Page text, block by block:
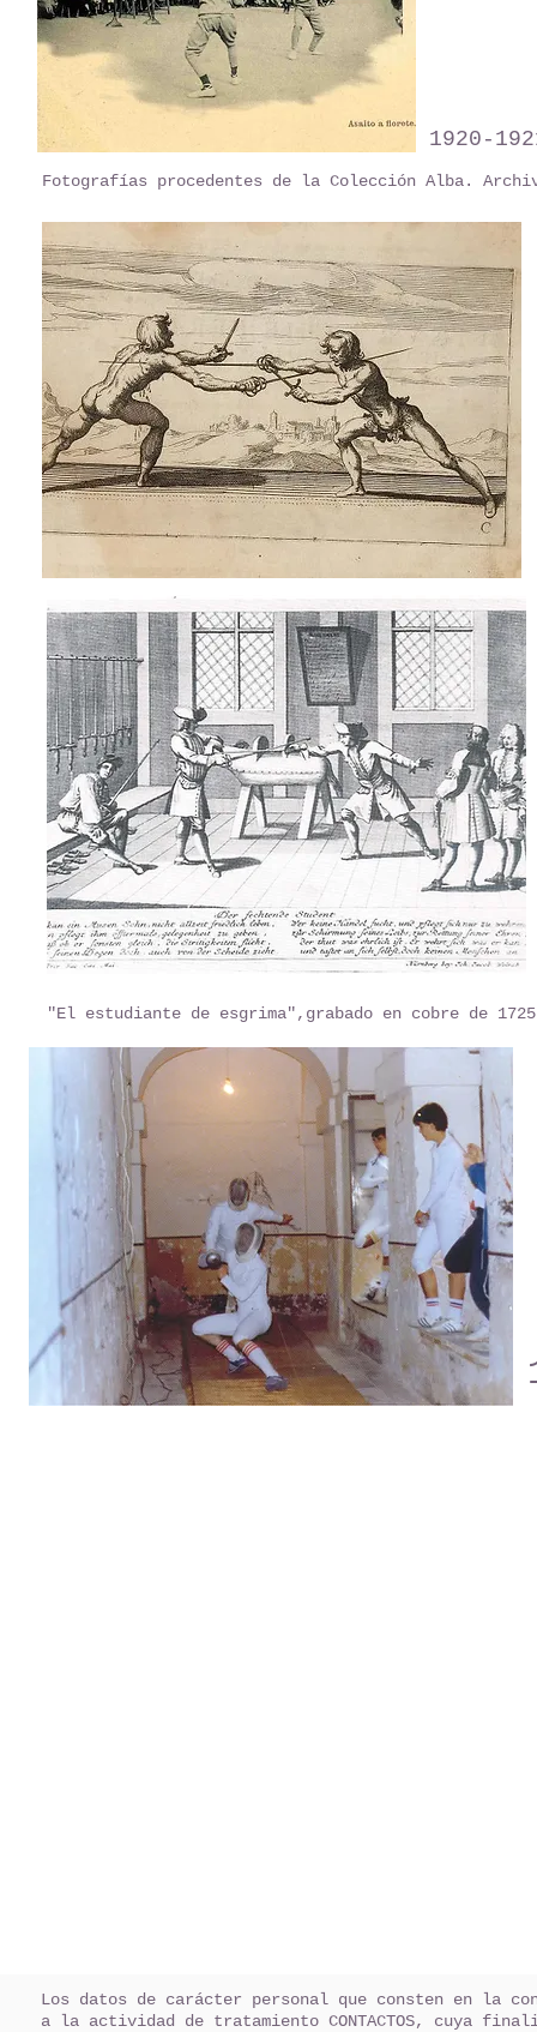
1920-
Fotografías procedentes de la Colección Alba.
"El estudiante de esgrima",grabado en cobre de
Los datos de carácter personal que consten en la
a la actividad de tratamiento CONTACTOS, cuya